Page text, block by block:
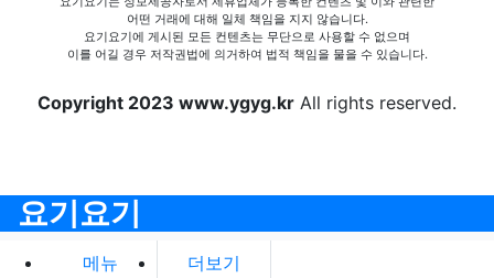
어떤 거래에 대해 일체 책임을 지지 않습니다.
요기요기에 게시된 모든 컨텐츠는 무단으로 사용할 수 없으며
이를 어길 경우 저작권법에 의거하여 법적 책임을 물을 수 있습니다.
Copyright 2023 www.ygyg.kr All rights reserved.
요기요기
메뉴 더보기